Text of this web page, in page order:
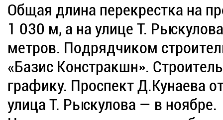
Общая длина перекрестка на
1 030 м, а на улице Т.
метров. Подрядчиком
«Базис Констракшн».
графику. Проспект Д.Кунаева
улица Т. Рыскулова — в ноябре.